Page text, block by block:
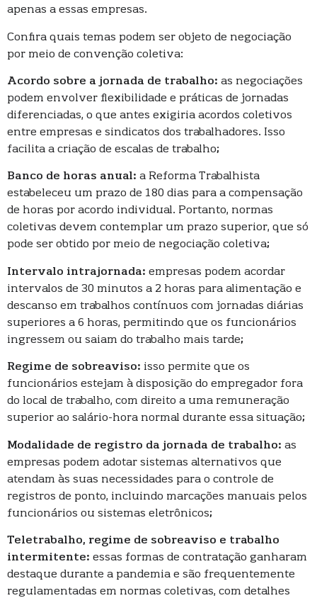
apenas a essas empresas.
Confira quais temas podem ser objeto de negociação
por meio de convenção coletiva:
Acordo sobre a jornada de trabalho: as negociações
podem envolver flexibilidade e práticas de jornadas
diferenciadas, o que antes exigiria acordos coletivos
entre empresas e sindicatos dos trabalhadores. Isso
facilita a criação de escalas de trabalho;
Banco de horas anual: a Reforma Trabalhista
estabeleceu um prazo de 180 dias para a compensação
de horas por acordo individual. Portanto, normas
coletivas devem contemplar um prazo superior, que só
pode ser obtido por meio de negociação coletiva;
Intervalo intrajornada: empresas podem acordar
intervalos de 30 minutos a 2 horas para alimentação e
descanso em trabalhos contínuos com jornadas diárias
superiores a 6 horas, permitindo que os funcionários
ingressem ou saiam do trabalho mais tarde;
Regime de sobreaviso: isso permite que os
funcionários estejam à disposição do empregador fora
do local de trabalho, com direito a uma remuneração
superior ao salário-hora normal durante essa situação;
Modalidade de registro da jornada de trabalho: as
empresas podem adotar sistemas alternativos que
atendam às suas necessidades para o controle de
registros de ponto, incluindo marcações manuais pelos
funcionários ou sistemas eletrônicos;
Teletrabalho, regime de sobreaviso e trabalho
intermitente: essas formas de contratação ganharam
destaque durante a pandemia e são frequentemente
regulamentadas em normas coletivas, com detalhes